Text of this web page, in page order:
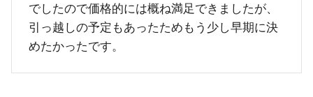
でしたので価格的には概ね満足できましたが、
引っ越しの予定もあったためもう少し早期に決
めたかったです。